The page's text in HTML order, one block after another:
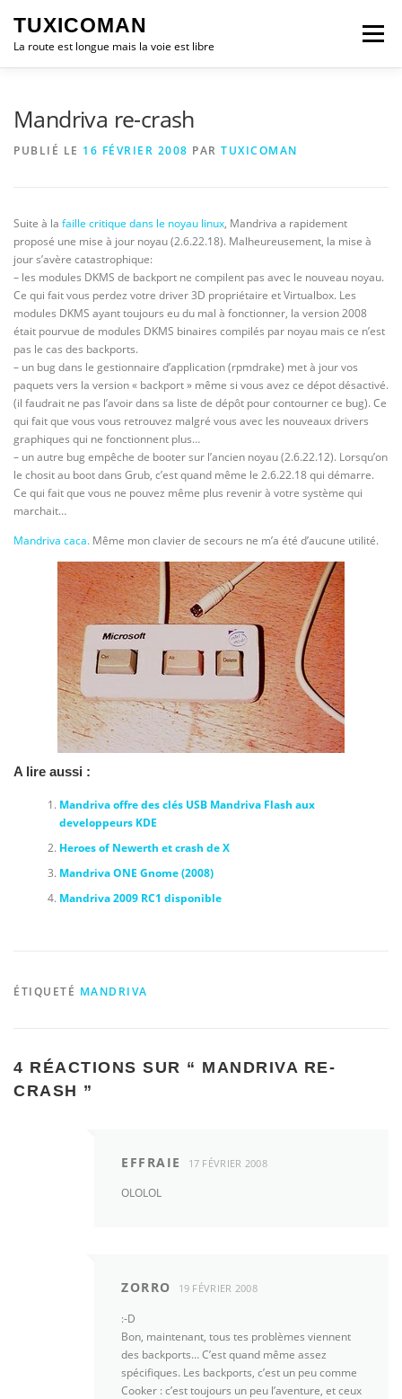
contenu
TUXICOMAN
La route est longue mais la voie est libre
Menu
Mandriva re-crash
PUBLIÉ LE 16 FÉVRIER 2008 PAR TUXICOMAN
Suite à la faille critique dans le noyau linux, Mandriva a rapidement
proposé une mise à jour noyau (2.6.22.18). Malheureusement, la mise à
jour s’avère catastrophique:
– les modules DKMS de backport ne compilent pas avec le nouveau noyau.
Ce qui fait vous perdez votre driver 3D propriétaire et Virtualbox. Les
modules DKMS ayant toujours eu du mal à fonctionner, la version 2008
était pourvue de modules DKMS binaires compilés par noyau mais ce n’est
pas le cas des backports.
– un bug dans le gestionnaire d’application (rpmdrake) met à jour vos
paquets vers la version « backport » même si vous avez ce dépot désactivé.
(il faudrait ne pas l’avoir dans sa liste de dépôt pour contourner ce bug). Ce
qui fait que vous vous retrouvez malgré vous avec les nouveaux drivers
graphiques qui ne fonctionnent plus…
– un autre bug empêche de booter sur l’ancien noyau (2.6.22.12). Lorsqu’on
le chosit au boot dans Grub, c’est quand même le 2.6.22.18 qui démarre.
Ce qui fait que vous ne pouvez même plus revenir à votre système qui
marchait…
Mandriva caca. Même mon clavier de secours ne m’a été d’aucune utilité.
A lire aussi :
Mandriva offre des clés USB Mandriva Flash aux
developpeurs KDE
Heroes of Newerth et crash de X
Mandriva ONE Gnome (2008)
Mandriva 2009 RC1 disponible
ÉTIQUETÉ MANDRIVA
4 RÉACTIONS SUR “ MANDRIVA RE-
CRASH ”
EFFRAIE 17 FÉVRIER 2008
OLOLOL
ZORRO 19 FÉVRIER 2008
:-D
Bon, maintenant, tous tes problèmes viennent
des backports… C’est quand même assez
spécifiques. Les backports, c’est un peu comme
Cooker : c’est toujours un peu l’aventure, et ceux